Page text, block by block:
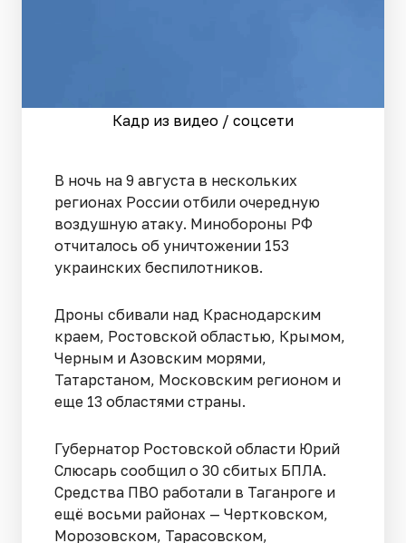
Кадр из видео / соцсети
В ночь на 9 августа в нескольких
регионах России отбили очередную
воздушную атаку. Минобороны РФ
отчиталось об уничтожении 153
украинских беспилотников.
Дроны сбивали над Краснодарским
краем, Ростовской областью, Крымом,
Черным и Азовским морями,
Татарстаном, Московским регионом и
еще 13 областями страны.
Губернатор Ростовской области Юрий
Слюсарь сообщил о 30 сбитых БПЛА.
Средства ПВО работали в Таганроге и
ещё восьми районах — Чертковском,
Морозовском, Тарасовском,